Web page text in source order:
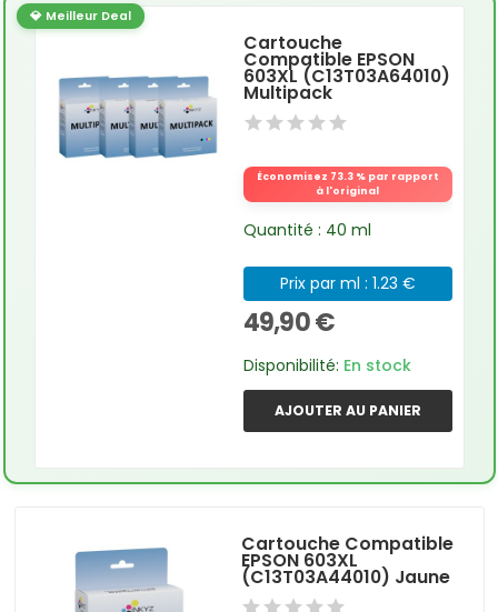
💎 Meilleur Deal
Cartouche
Compatible EPSON
603XL (C13T03A64010)
Multipack
Économisez 73.3 % par rapport
à l'original
Quantité : 40 ml
Prix par ml : 1.23 €
49,90 €
Disponibilité: En stock
AJOUTER AU PANIER
Cartouche Compatible
EPSON 603XL
(C13T03A44010) Jaune